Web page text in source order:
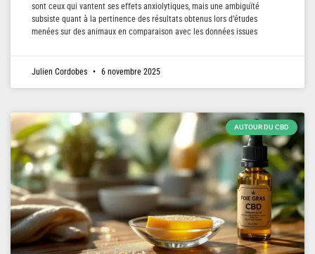
sont ceux qui vantent ses effets anxiolytiques, mais une ambiguïté
subsiste quant à la pertinence des résultats obtenus lors d’études
menées sur des animaux en comparaison avec les données issues
Julien Cordobes 6 novembre 2025
AUTOUR DU CBD